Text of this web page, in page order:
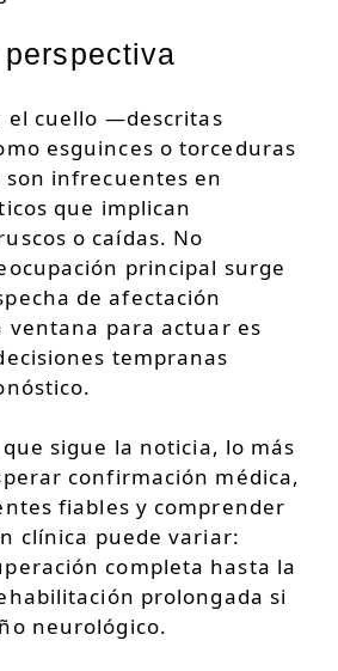
el cuello —descritas
esguinces o torceduras
infrecuentes en
que implican
o caídas. No
principal surge
de afectación
para actuar es
tempranas
sigue la noticia, lo más
confirmación médica,
fiables y comprender
clínica puede variar:
completa hasta la
prolongada si
neurológico.